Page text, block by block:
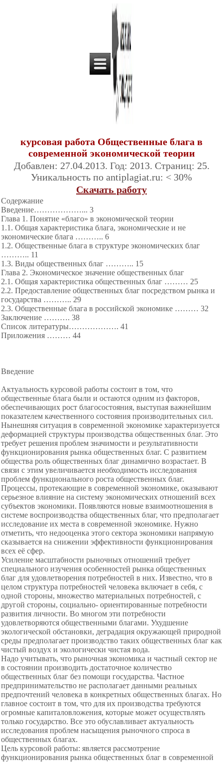
курсовая работа Общественные блага в
современной экономической теории
Добавлен: 27.04.2013. Год: 2013. Страниц: 25.
Уникальность по antiplagiat.ru: < 30%
Скачать работу
Cодеpжание
Введение………………... 3
Глава 1. Понятие «благо» в экономической теории
1.1. Общая характеристика блага, экономические и не
экономические блага ……….. 6
1.2. Общественные блага в структуре экономических благ
……….. 11
1.3. Виды общественных благ ……….. 15
Глава 2. Экономическое значение общественных благ
2.1. Общая характеристика общественных благ ……… 25
2.2. Предоставление общественных благ посредством рынка и
государства ……….. 29
2.3. Общественные блага в российской экономике ……… 32
Заключение ………. 38
Список литературы………………. 41
Приложения ……… 44
Введение
Актуальность курсовой работы состоит в том, что
общественные блага были и остаются одним из факторов,
обеспечивающих рост благосостояния, выступая важнейшим
показателем качественного состояния производительных сил.
Нынешняя ситуация в современной экономике характеризуется
деформацией структуры производства общественных благ. Это
требует решения проблем значимости и результативности
функционирования рынка общественных благ. С развитием
общества роль общественных благ динамично возрастает. В
связи с этим увеличивается необходимость исследования
проблем функционального роста общественных благ.
Процессы, протекающие в современной экономике, оказывают
серьезное влияние на систему экономических отношений всех
субъектов экономики. Появляются новые взаимоотношения в
системе воспроизводства общественных благ, что предполагает
исследование их места в современной экономике. Нужно
отметить, что недооценка этого сектора экономики напрямую
сказывается на снижении эффективности функционирования
всех её сфер.
Усиление масштабности рыночных отношений требует
специального изучения особенностей рынка общественных
благ для удовлетворения потребностей в них. Известно, что в
целом структура потребностей человека включает в себя, с
одной стороны, множество материальных потребностей, с
другой стороны, социально- ориентированные потребности
развития личности. Во многом эти потребности
удовлетворяются общественными благами. Ухудшение
экологической обстановки, деградация окружающей природной
среды предполагает производство таких общественных благ как
чистый воздух и экологически чистая вода.
Надо учитывать, что рыночная экономика и частный сектор не
в состоянии производить достаточное количество
общественных благ без помощи государства. Частное
предпринимательство не располагает данными реальных
предпочтений человека в конкретных общественных благах. Но
главное состоит в том, что для их производства требуются
огромные капиталовложения, которые может осуществлять
только государство. Все это обуславливает актуальность
исследования проблем насыщения рыночного спроса в
общественных благах.
Цель курсовой работы: является рассмотрение
функционирования рынка общественных благ в современной